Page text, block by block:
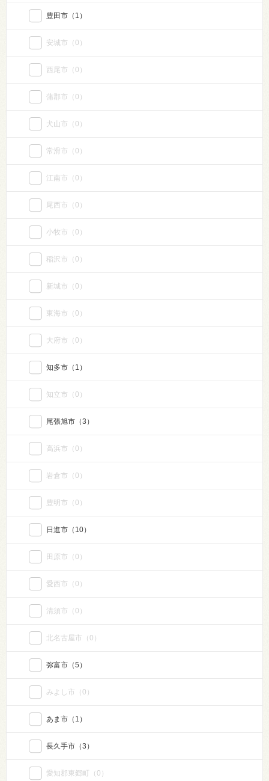
豊田市 （1）
安城市 （0）
西尾市 （0）
蒲郡市 （0）
犬山市 （0）
常滑市 （0）
江南市 （0）
尾西市 （0）
小牧市 （0）
稲沢市 （0）
新城市 （0）
東海市 （0）
大府市 （0）
知多市 （1）
知立市 （0）
尾張旭市 （3）
高浜市 （0）
岩倉市 （0）
豊明市 （0）
日進市 （10）
田原市 （0）
愛西市 （0）
清須市 （0）
北名古屋市 （0）
弥富市 （5）
みよし市 （0）
あま市 （1）
長久手市 （3）
愛知郡東郷町 （0）